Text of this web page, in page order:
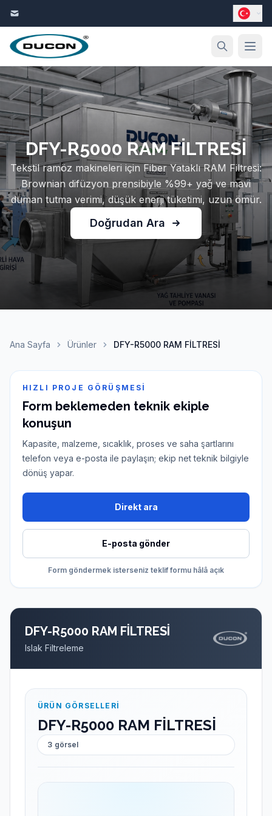
DFY-R5000 RAM FİLTRESİ
Tekstil ramöz makineleri için Fiber Yataklı RAM Filtresi:
Brownian difüzyon prensibiyle %99+ yağ ve mavi
duman tutma verimi, düşük enerji tüketimi, uzun ömür.
Doğrudan Ara
Ana Sayfa Ürünler DFY-R5000 RAM FİLTRESİ
HIZLI PROJE GÖRÜŞMESI
Form beklemeden teknik ekiple
konuşun
Kapasite, malzeme, sıcaklık, proses ve saha şartlarını
telefon veya e-posta ile paylaşın; ekip net teknik bilgiyle
dönüş yapar.
Direkt ara
E-posta gönder
Form göndermek isterseniz teklif formu hâlâ açık
DFY-R5000 RAM FİLTRESİ
Islak Filtreleme
ÜRÜN GÖRSELLERI
DFY-R5000 RAM FİLTRESİ
3 görsel